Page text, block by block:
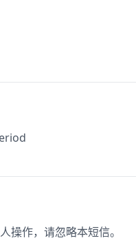
操作，请忽略本短信。